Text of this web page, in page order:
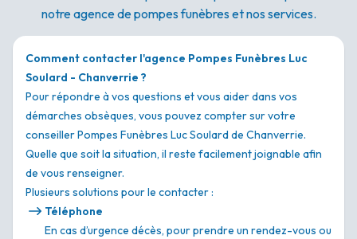
notre agence de pompes funèbres et nos services.
Comment contacter l'agence Pompes Funèbres Luc
Soulard - Chanverrie ?
Pour répondre à vos questions et vous aider dans vos
démarches obsèques, vous pouvez compter sur votre
conseiller Pompes Funèbres Luc Soulard de Chanverrie.
Quelle que soit la situation, il reste facilement joignable afin
de vous renseigner.
Plusieurs solutions pour le contacter :
Téléphone
En cas d’urgence décès, pour prendre un rendez-vous ou